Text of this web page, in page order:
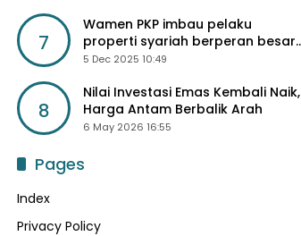
7
Wamen PKP imbau pelaku
properti syariah berperan besar
di 3 Juta Rumah
5 Dec 2025 10:49
8
Nilai Investasi Emas Kembali Naik,
Harga Antam Berbalik Arah
6 May 2026 16:55
Pages
Index
Privacy Policy